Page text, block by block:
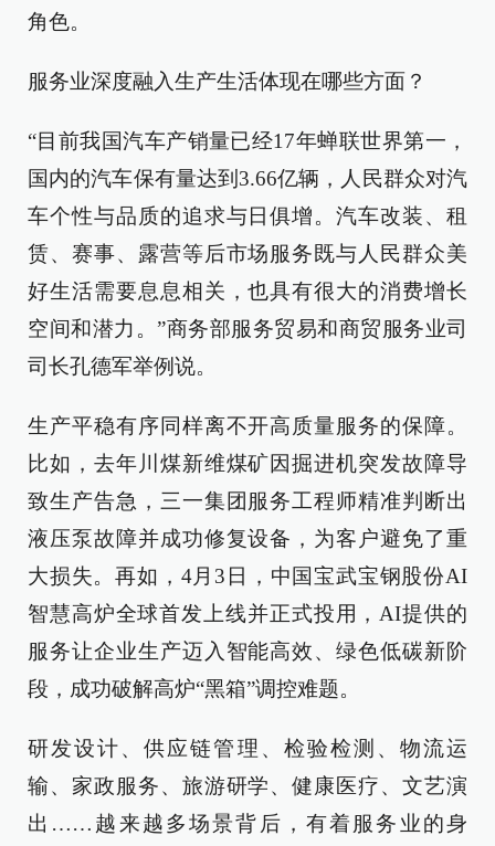
角色。
服务业深度融入生产生活体现在哪些方面？
“目前我国汽车产销量已经17年蝉联世界第一，
国内的汽车保有量达到3.66亿辆，人民群众对汽
车个性与品质的追求与日俱增。汽车改装、租
赁、赛事、露营等后市场服务既与人民群众美
好生活需要息息相关，也具有很大的消费增长
空间和潜力。”商务部服务贸易和商贸服务业司
司长孔德军举例说。
生产平稳有序同样离不开高质量服务的保障。
比如，去年川煤新维煤矿因掘进机突发故障导
致生产告急，三一集团服务工程师精准判断出
液压泵故障并成功修复设备，为客户避免了重
大损失。再如，4月3日，中国宝武宝钢股份AI
智慧高炉全球首发上线并正式投用，AI提供的
服务让企业生产迈入智能高效、绿色低碳新阶
段，成功破解高炉“黑箱”调控难题。
研发设计、供应链管理、检验检测、物流运
输、家政服务、旅游研学、健康医疗、文艺演
出……越来越多场景背后，有着服务业的身